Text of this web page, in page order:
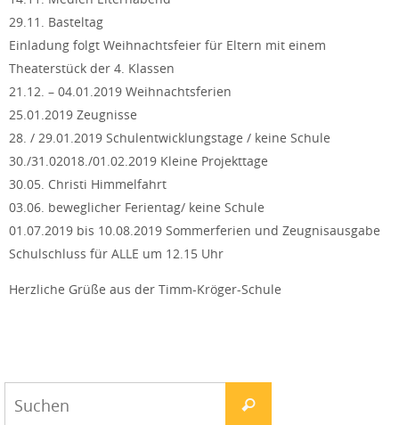
29.11. Basteltag
Einladung folgt Weihnachtsfeier für Eltern mit einem
Theaterstück der 4. Klassen
21.12. – 04.01.2019 Weihnachtsferien
25.01.2019 Zeugnisse
28. / 29.01.2019 Schulentwicklungstage / keine Schule
30./31.02018./01.02.2019 Kleine Projekttage
30.05. Christi Himmelfahrt
03.06. beweglicher Ferientag/ keine Schule
01.07.2019 bis 10.08.2019 Sommerferien und Zeugnisausgabe
Schulschluss für ALLE um 12.15 Uhr
Herzliche Grüße aus der Timm-Kröger-Schule